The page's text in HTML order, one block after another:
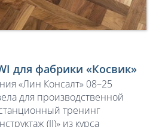
для фабрики «Косвик»
«Лин Консалт» 08–25
для производственной
тренинг
(JI)» из курса